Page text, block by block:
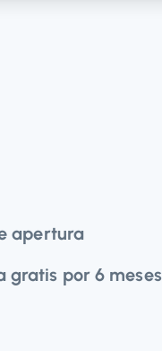
apertura
gratis por 6 meses